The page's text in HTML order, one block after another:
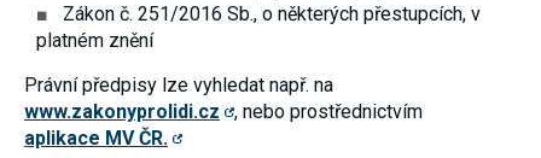
Zákon č. 251/2016 Sb., o některých přestupcích, v
platném znění
Právní předpisy lze vyhledat např. na
www.zakonyprolidi.cz
, nebo prostřednictvím
aplikace MV ČR.